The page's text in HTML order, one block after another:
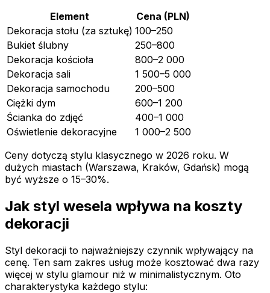
Element
Cena (PLN)
Dekoracja stołu (za sztukę) 100–250
Bukiet ślubny
250–800
Dekoracja kościoła
800–2 000
Dekoracja sali
1 500–5 000
Dekoracja samochodu
200–500
Ciężki dym
600–1 200
Ścianka do zdjęć
400–1 000
Oświetlenie dekoracyjne
1 000–2 500
Ceny dotyczą stylu klasycznego w 2026 roku. W
dużych miastach (Warszawa, Kraków, Gdańsk) mogą
być wyższe o 15–30%.
Jak styl wesela wpływa na koszty
dekoracji
Styl dekoracji to najważniejszy czynnik wpływający na
cenę. Ten sam zakres usług może kosztować dwa razy
więcej w stylu glamour niż w minimalistycznym. Oto
charakterystyka każdego stylu: